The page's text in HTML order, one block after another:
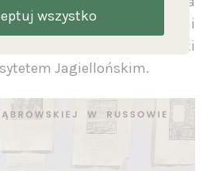
Narodowym w Krakowie i
Krakowa, Centrum Nauki
Jagiellońskim.
wszystko